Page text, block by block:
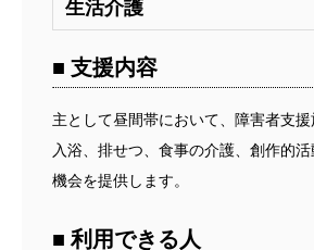
生活介護
■ 支援内容
主として昼間帯において、障害者支
入浴、排せつ、食事の介護、創作的
機会を提供します。
■ 利用できる人